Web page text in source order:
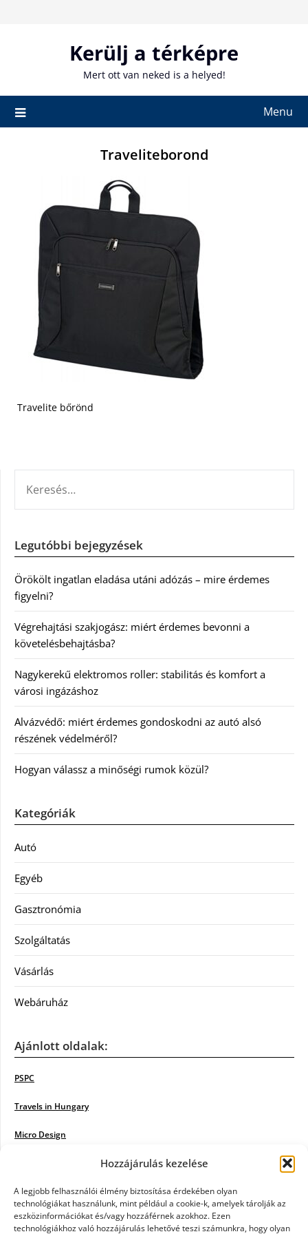
Hozzájárulás kezelése
A legjobb felhasználói élmény biztosítása érdekében olyan
technológiákat használunk, mint például a cookie-k, amelyek tárolják az
eszközinformációkat és/vagy hozzáférnek azokhoz. Ezen
technológiákhoz való hozzájárulás lehetővé teszi számunkra, hogy olyan
Kerülj a térképre
Mert ott van neked is a helyed!
Menu
Traveliteborond
Travelite bőrönd
Legutóbbi bejegyzések
Örökölt ingatlan eladása utáni adózás – mire érdemes
figyelni?
Végrehajtási szakjogász: miért érdemes bevonni a
követelésbehajtásba?
Nagykerekű elektromos roller: stabilitás és komfort a
városi ingázáshoz
Alvázvédő: miért érdemes gondoskodni az autó alsó
részének védelméről?
Hogyan válassz a minőségi rumok közül?
Kategóriák
Autó
Egyéb
Gasztronómia
Szolgáltatás
Vásárlás
Webáruház
Ajánlott oldalak:
PSPC
Travels in Hungary
Micro Design
Poiwiki
Öntözőrendszer